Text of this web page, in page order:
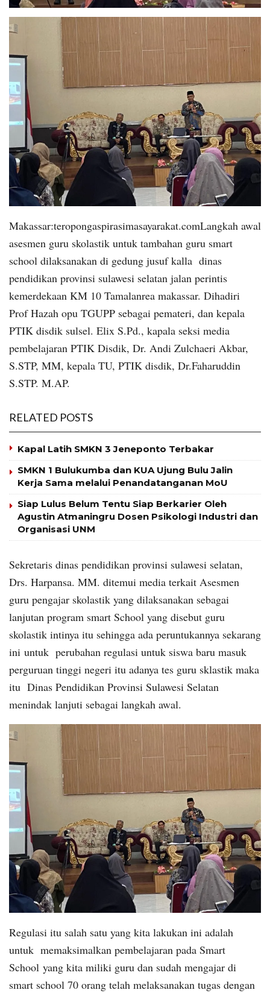
Makassar:teropongaspirasimasayarakat.comLangkah awal
asesmen guru skolastik untuk tambahan guru smart
school dilaksanakan di gedung jusuf kalla dinas
pendidikan provinsi sulawesi selatan jalan perintis
kemerdekaan KM 10 Tamalanrea makassar. Dihadiri
Prof Hazah opu TGUPP sebagai pemateri, dan kepala
PTIK disdik sulsel. Elix S.Pd., kapala seksi media
pembelajaran PTIK Disdik, Dr. Andi Zulchaeri Akbar,
S.STP, MM, kepala TU, PTIK disdik, Dr.Faharuddin
S.STP. M.AP.
RELATED POSTS
Kapal Latih SMKN 3 Jeneponto Terbakar
SMKN 1 Bulukumba dan KUA Ujung Bulu Jalin
Kerja Sama melalui Penandatanganan MoU
Siap Lulus Belum Tentu Siap Berkarier Oleh
Agustin Atmaningru Dosen Psikologi Industri dan
Organisasi UNM
Sekretaris dinas pendidikan provinsi sulawesi selatan,
Drs. Harpansa. MM. ditemui media terkait Asesmen
guru pengajar skolastik yang dilaksanakan sebagai
lanjutan program smart School yang disebut guru
skolastik intinya itu sehingga ada peruntukannya sekarang
ini untuk perubahan regulasi untuk siswa baru masuk
perguruan tinggi negeri itu adanya tes guru sklastik maka
itu Dinas Pendidikan Provinsi Sulawesi Selatan
menindak lanjuti sebagai langkah awal.
Regulasi itu salah satu yang kita lakukan ini adalah
untuk memaksimalkan pembelajaran pada Smart
School yang kita miliki guru dan sudah mengajar di
smart school 70 orang telah melaksanakan tugas dengan